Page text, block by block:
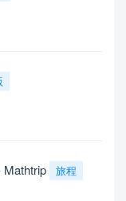
Mathtrip 旅程